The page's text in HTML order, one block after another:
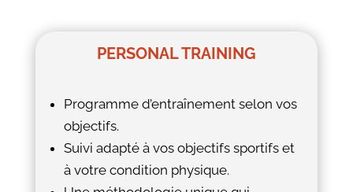
PERSONAL TRAINING
Programme d’entraînement selon vos
objectifs.
Suivi adapté à vos objectifs sportifs et
à votre condition physique.